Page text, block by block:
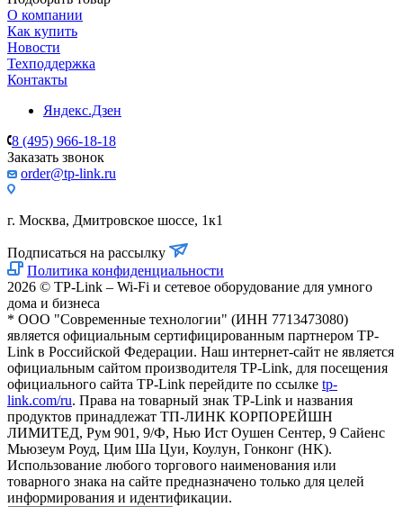
О компании
Как купить
Новости
Техподдержка
Контакты
Яндекс.Дзен
8 (495) 966-18-18
Заказать звонок
order@tp-link.ru
г. Москва, Дмитровское шоссе, 1к1
Подписаться на рассылку
Политика конфиденциальности
2026 © TP-Link – Wi-Fi и сетевое оборудование для умного
дома и бизнеса
* ООО "Современные технологии" (ИНН 7713473080)
является официальным сертифицированным партнером TP-
Link в Российской Федерации. Наш интернет-сайт не является
официальным сайтом производителя TP-Link, для посещения
официального сайта TP-Link перейдите по ссылке tp-
link.com/ru. Права на товарный знак TP-Link и названия
продуктов принадлежат ТП-ЛИНК КОРПОРЕЙШН
ЛИМИТЕД, Рум 901, 9/Ф, Нью Ист Оушен Сентер, 9 Сайенс
Мьюзеум Роуд, Цим Ша Цуи, Коулун, Гонконг (HK).
Использование любого торгового наименования или
товарного знака на сайте предназначено только для целей
информирования и идентификации.